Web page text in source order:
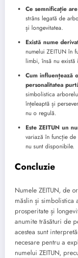
Ce semnificație
strâns legată de
și longevitatea.
Există nume
numelui ZEITUN în
limbi, însă nu
Cum influențează
personalitatea
simbolistica
înțeleaptă și
nu o regulă.
Este ZEITUN un
variază în funcție
nu sunt disponibile.
Concluzie
Numele ZEITUN, de
măslin și simbolistica
prosperitate și
anumite trăsături de
acestea sunt
necesare pentru a
numelui ZEITUN,